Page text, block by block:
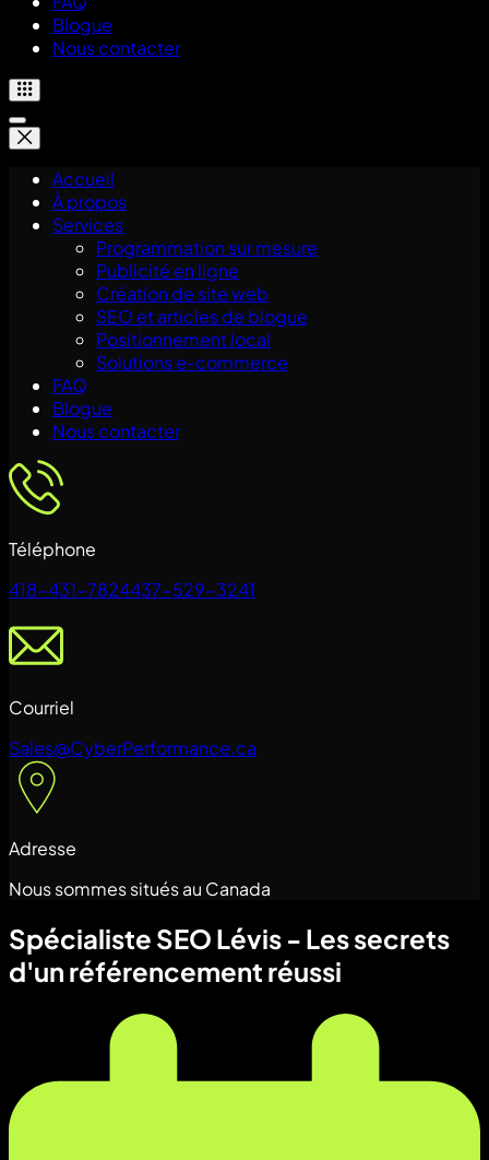
Blogue
Nous contacter
Accueil
À propos
Services
Programmation sur mesure
Publicité en ligne
Création de site web
SEO et articles de blogue
Positionnement local
Solutions e-commerce
FAQ
Blogue
Nous contacter
Téléphone
418-431-7824437-529-3241
Courriel
Sales@CyberPerformance.ca
Adresse
Nous sommes situés au Canada
Spécialiste SEO Lévis - Les secrets
d'un référencement réussi